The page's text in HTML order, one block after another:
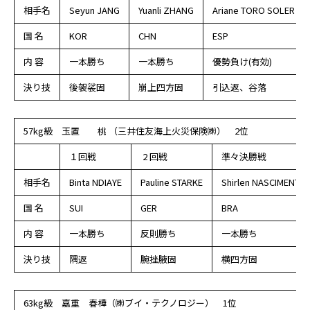
相手名
Seyun JANG Yuanli ZHANG
Ariane TORO SOLER
国 名
KOR CHN
ESP
内 容
一本勝ち 一本勝ち
優勢負け(有効)
決り技
後袈裟固 崩上四方固 引込返、谷落
57kg級 玉置 桃 （三井住友海上火災保険㈱） 2位
１回戦
2 回戦
準々決勝戦
相手名
Binta NDIAYE Pauline STARKE
Shirlen NASCIMENTO
国 名
SUI GER
BRA
内 容
一本勝ち 反則勝ち
一本勝ち
決り技
隅返 腕挫腋固 横四方固
63kg級 嘉重 春樺（㈱ブイ・テクノロジー） 1位